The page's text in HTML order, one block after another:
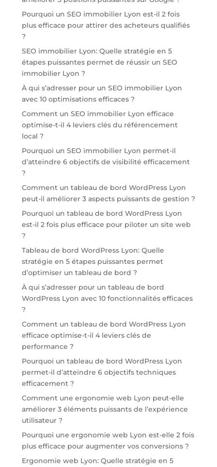
Pourquoi un SEO immobilier Lyon est-il 2 fois
plus efficace pour attirer des acheteurs qualifiés
?
SEO immobilier Lyon: Quelle stratégie en 5
étapes puissantes permet de réussir un SEO
immobilier Lyon ?
À qui s’adresser pour un SEO immobilier Lyon
avec 10 optimisations efficaces ?
Comment un SEO immobilier Lyon efficace
optimise-t-il 4 leviers clés du référencement
local ?
Pourquoi un SEO immobilier Lyon permet-il
d’atteindre 6 objectifs de visibilité efficacement
?
Comment un tableau de bord WordPress Lyon
peut-il améliorer 3 aspects puissants de gestion ?
Pourquoi un tableau de bord WordPress Lyon
est-il 2 fois plus efficace pour piloter un site web
?
Tableau de bord WordPress Lyon: Quelle
stratégie en 5 étapes puissantes permet
d’optimiser un tableau de bord ?
À qui s’adresser pour un tableau de bord
WordPress Lyon avec 10 fonctionnalités efficaces
?
Comment un tableau de bord WordPress Lyon
efficace optimise-t-il 4 leviers clés de
performance ?
Pourquoi un tableau de bord WordPress Lyon
permet-il d’atteindre 6 objectifs techniques
efficacement ?
Comment une ergonomie web Lyon peut-elle
améliorer 3 éléments puissants de l’expérience
utilisateur ?
Pourquoi une ergonomie web Lyon est-elle 2 fois
plus efficace pour augmenter vos conversions ?
Ergonomie web Lyon: Quelle stratégie en 5